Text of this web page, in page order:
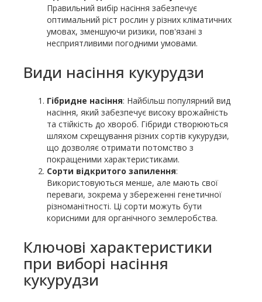
Правильний вибір насіння забезпечує
оптимальний ріст рослин у різних кліматичних
умовах, зменшуючи ризики, пов'язані з
несприятливими погодними умовами.
Види насіння кукурудзи
Гібридне насіння: Найбільш популярний вид
насіння, який забезпечує високу врожайність
та стійкість до хвороб. Гібриди створюються
шляхом схрещування різних сортів кукурудзи,
що дозволяє отримати потомство з
покращеними характеристиками.
Сорти відкритого запилення:
Використовуються менше, але мають свої
переваги, зокрема у збереженні генетичної
різноманітності. Ці сорти можуть бути
корисними для органічного землеробства.
Ключові характеристики
при виборі насіння
кукурудзи